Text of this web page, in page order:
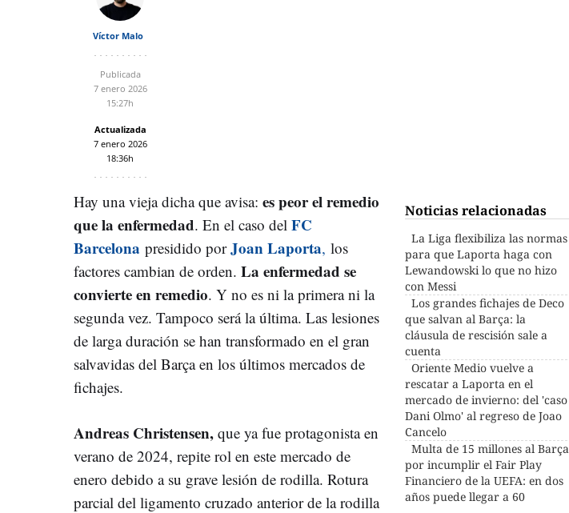
Víctor Malo
Publicada
7 enero 2026
15:27h
Actualizada
7 enero 2026
18:36h
Noticias relacionadas
La Liga flexibiliza las normas
para que Laporta haga con
Lewandowski lo que no hizo
con Messi
Los grandes fichajes de Deco
que salvan al Barça: la
cláusula de rescisión sale a
cuenta
Oriente Medio vuelve a
rescatar a Laporta en el
mercado de invierno: del 'caso
Dani Olmo' al regreso de Joao
Cancelo
Multa de 15 millones al Barça
por incumplir el Fair Play
Financiero de la UEFA: en dos
años puede llegar a 60
Hay una vieja dicha que avisa: es peor el remedio
que la enfermedad. En el caso del FC
Barcelona presidido porJoan Laporta, los
factores cambian de orden. La enfermedad se
convierte en remedio. Y no es ni la primera ni la
segunda vez. Tampoco será la última. Las lesiones
de larga duración se han transformado en el gran
salvavidas del Barça en los últimos mercados de
fichajes.
Andreas Christensen, que ya fue protagonista en
verano de 2024, repite rol en este mercado de
enero debido a su grave lesión de rodilla. Rotura
parcial del ligamento cruzado anterior de la rodilla